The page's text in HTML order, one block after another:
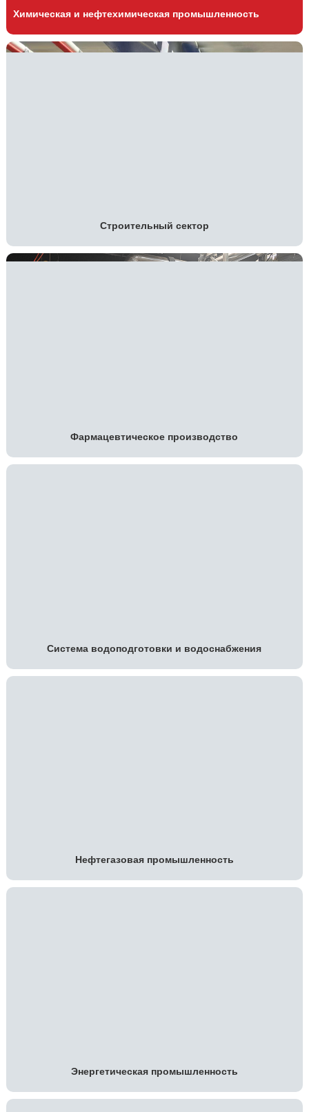
Химическая и нефтехимическая промышленность
Строительный сектор
Фармацевтическое производство
Система водоподготовки и водоснабжения
Нефтегазовая промышленность
Энергетическая промышленность